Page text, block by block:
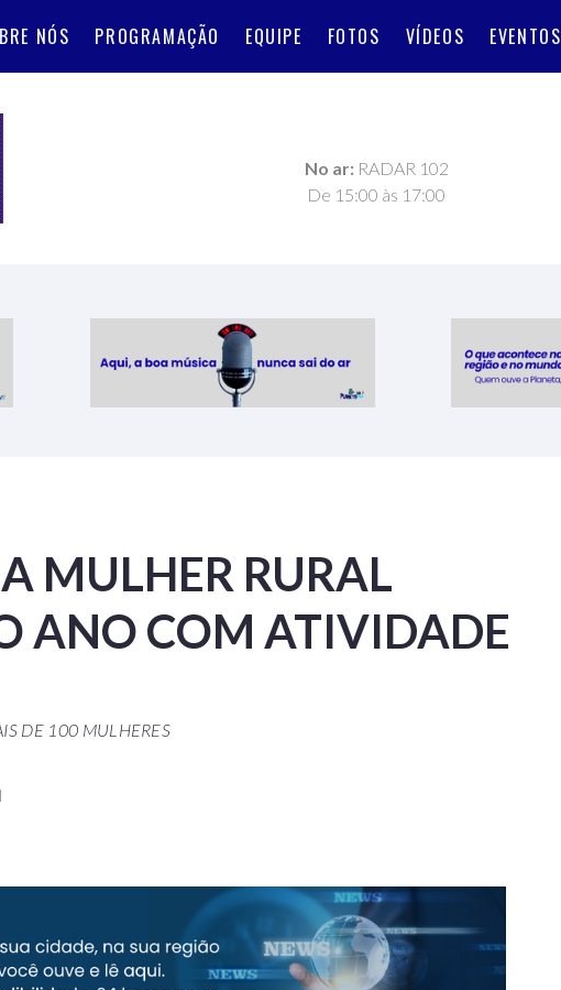
NÓS PROGRAMAÇÃO EQUIPE FOTOS VÍDEOS EVENTOS
No ar: RADAR 102
De 15:00 às 17:00
MULHER RURAL
ANO COM ATIVIDADE
DE 100 MULHERES